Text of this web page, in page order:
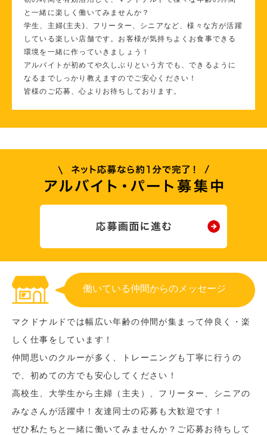
と一緒に楽しく働いてみませんか？
学生、主婦(主夫)、フリーター、シニアなど、様々な方が活躍
している楽しい店舗です。お客様が気持ちよくお食事できる
環境を一緒に作っていきましょう！
アルバイトが初めてや久しぶりという方でも、できるように
なるまでしっかり教えますのでご安心ください！
皆様のご応募、心よりお待ちしております。
働いている仲間からのメッセージ
マクドナルドでは幅広い年齢の仲間が集まって仲良く・楽
しく仕事をしています！
仲間思いのクルーが多く、トレーニングも丁寧に行うの
で、初めての方でも安心してください！
高校生、大学生から主婦（主夫）、フリーター、シニアの
みなさんが活躍中！友達同士の応募も大歓迎です！
ぜひ私たちと一緒に働いてみませんか？ご応募お待ちして